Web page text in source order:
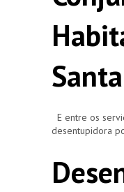
E entre os
desentupidora